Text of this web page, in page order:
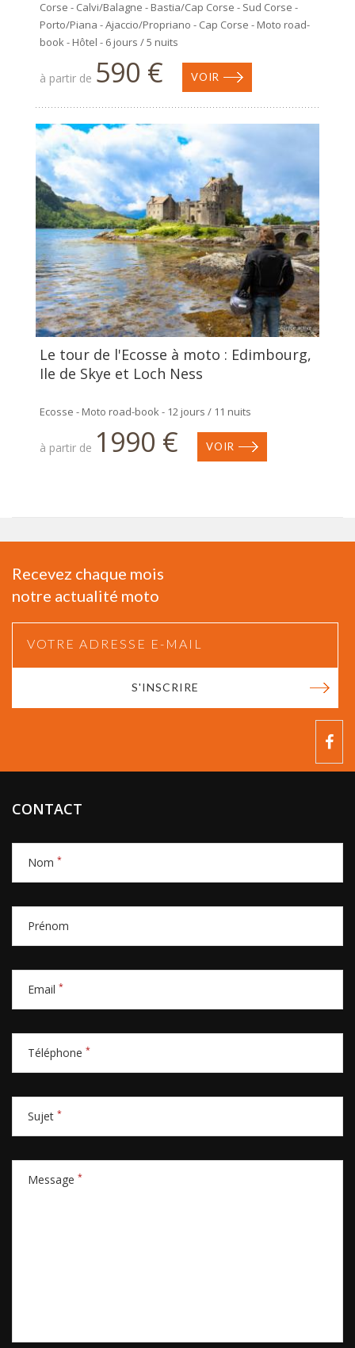
Corse - Calvi/Balagne - Bastia/Cap Corse - Sud Corse -
Porto/Piana - Ajaccio/Propriano - Cap Corse - Moto road-
book - Hôtel - 6 jours / 5 nuits
à partir de 590 € VOIR
Le tour de l'Ecosse à moto : Edimbourg,
Ile de Skye et Loch Ness
Ecosse - Moto road-book - 12 jours / 11 nuits
à partir de 1990 € VOIR
Recevez chaque mois
notre actualité moto
S'INSCRIRE
CONTACT
Nom *
Prénom
Email *
Téléphone *
Sujet *
Message *